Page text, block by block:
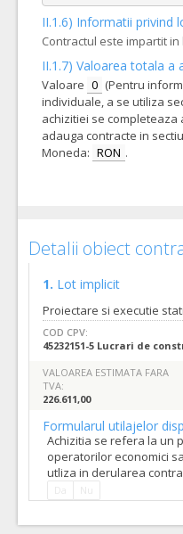
II.1.6) Informatii privind
Contractul este impartit in
II.1.7) Valoarea totala a
Valoare 0 (Pentru
individuale, a se utiliza
achizitiei se completeaza
adauga contracte in
Moneda: RON .
Detalii obiect
1. Lot implicit
COD CPV:
45232151-5 Lucrari de
VALOAREA ESTIMATA FARA
TVA:
226.611,00
Formularul utilajelor
Achizitia se refera la un
operatorilor economici
utliza in derularea